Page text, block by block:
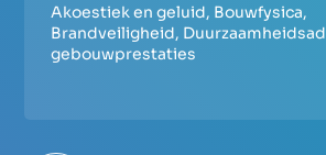
Akoestiek en geluid, Bouwfysica,
Brandveiligheid,
gebouwprestaties